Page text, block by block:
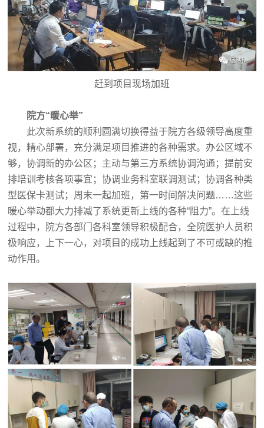
赶到项目现场加班
院方“暖心举”
此次新系统的顺利圆满切换得益于院方各级领导高度重
视，精心部署，充分满足项目推进的各种需求。办公区域不
够，协调新的办公区；主动与第三方系统协调沟通；提前安
排培训考核各项事宜；协调业务科室联调测试；协调各种类
型医保卡测试；周末一起加班，第一时间解决问题……这些
暖心举动都大力排减了系统更新上线的各种“阻力”。在上线
过程中，院方各部门各科室领导积极配合，全院医护人员积
极响应，上下一心，对项目的成功上线起到了不可或缺的推
动作用。